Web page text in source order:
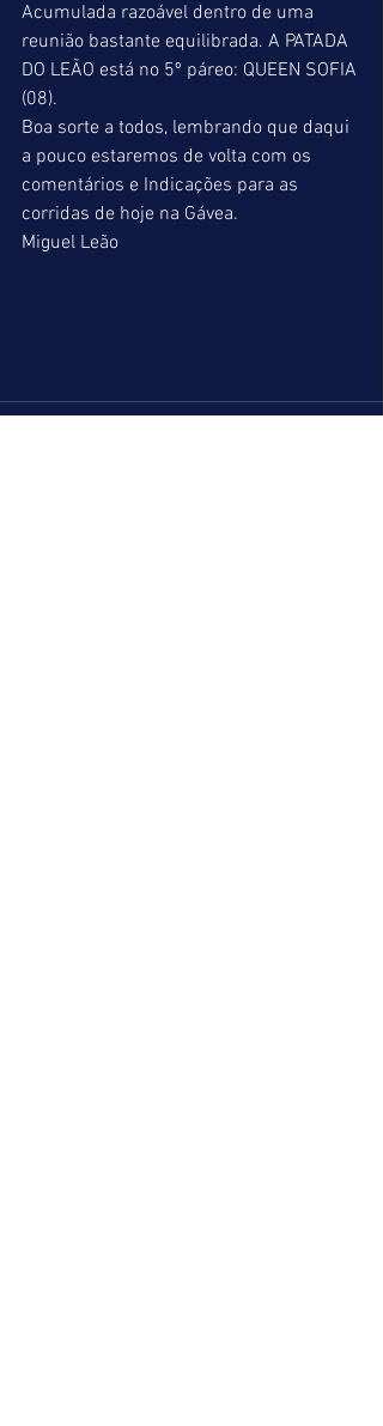
Acumulada razoável dentro de uma
reunião bastante equilibrada. A PATADA
DO LEÃO está no 5º páreo: QUEEN SOFIA
(08).
Boa sorte a todos, lembrando que daqui
a pouco estaremos de volta com os
comentários e Indicações para as
corridas de hoje na Gávea.
Miguel Leão